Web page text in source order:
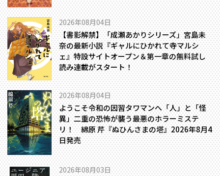
2026年08月04日
【書影解禁】「成瀬あかりシリーズ」宮島未
奈の最新小説『ギャルにひかれて寺マルシ
ェ』特設サイトオープン＆第一章の無料試し
読み連載がスタート！
2026年08月04日
ようこそ令和の因習タワマンへ――「人」と「怪
異」二重の恐怖が襲う最悪のホラーミステ
リ！ 綿原 芹『ぬひんさまの塔』2026年8月4
日発売
2026年08月03日